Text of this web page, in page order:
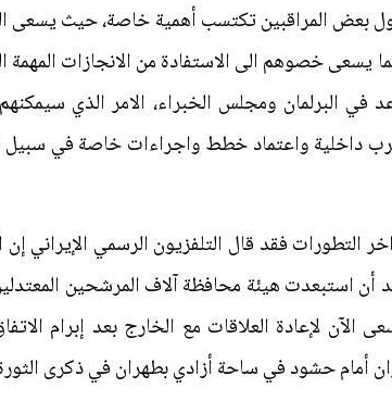
بعض المراقبين تكتسب أهمية خاصة، حيث يسعى
يسعى خصوهم الى الاستفادة من الانجازات
في البرلمان ومجلس الخبراء، الامر الذي
داخلية واعتماد خطط واجراءات خاصة في
فقد قال التلفزيون الرسمي الإيراني إن
أن استبعدت هيئة محافظة آلاف المرشحين
لإعادة العلاقات مع الخارج بعد إبرام
أمام حشود في ساحة أزادي بطهران في ذكرى الثورة